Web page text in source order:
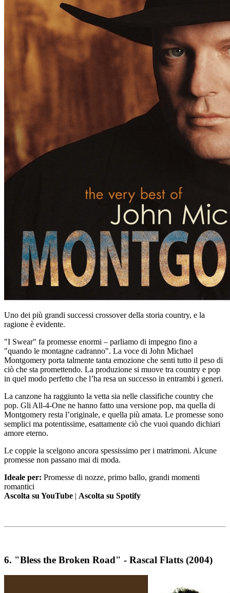
Uno dei più grandi successi crossover della storia country, e la
ragione è evidente.
"I Swear" fa promesse enormi – parliamo di impegno fino a
"quando le montagne cadranno". La voce di John Michael
Montgomery porta talmente tanta emozione che senti tutto il peso di
ciò che sta promettendo. La produzione si muove tra country e pop
in quel modo perfetto che l’ha resa un successo in entrambi i generi.
La canzone ha raggiunto la vetta sia nelle classifiche country che
pop. Gli All-4-One ne hanno fatto una versione pop, ma quella di
Montgomery resta l’originale, e quella più amata. Le promesse sono
semplici ma potentissime, esattamente ciò che vuoi quando dichiari
amore eterno.
Le coppie la scelgono ancora spessissimo per i matrimoni. Alcune
promesse non passano mai di moda.
Ideale per: Promesse di nozze, primo ballo, grandi momenti
romantici
Ascolta su YouTube | Ascolta su Spotify
6. "Bless the Broken Road" - Rascal Flatts (2004)